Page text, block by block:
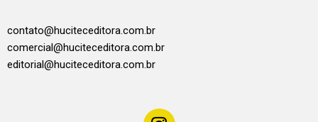
contato@huciteceditora.com.br
comercial@huciteceditora.com.br
editorial@huciteceditora.com.br